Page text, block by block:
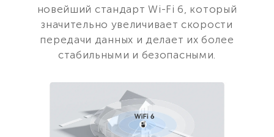
новейший стандарт Wi-Fi 6, который
значительно увеличивает скорости
передачи данных и делает их более
стабильными и безопасными.